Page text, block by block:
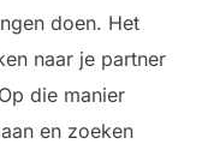
doen. Het
naar je partner
die manier
en zoeken